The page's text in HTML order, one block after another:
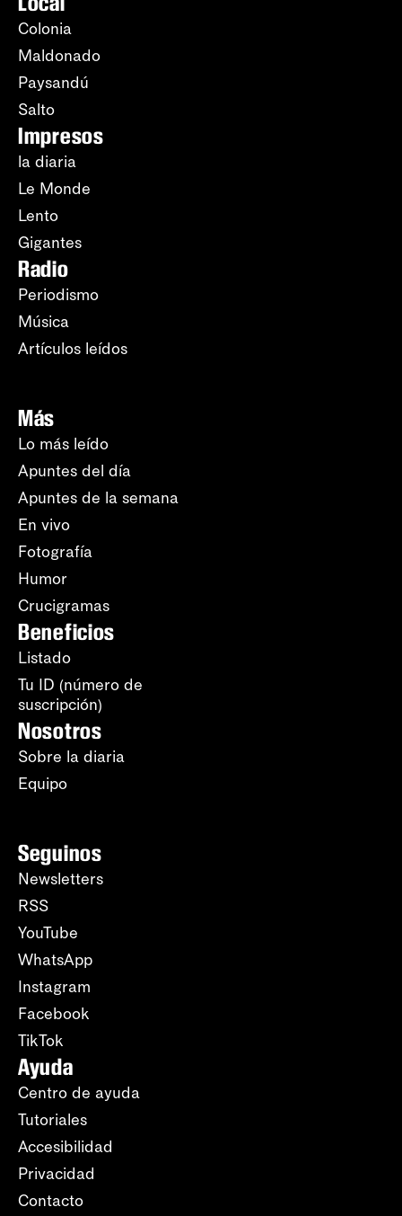
Colonia
Maldonado
Paysandú
Salto
Impresos
la diaria
Le Monde
Lento
Gigantes
Radio
Periodismo
Música
Artículos leídos
Más
Lo más leído
Apuntes del día
Apuntes de la semana
En vivo
Fotografía
Humor
Crucigramas
Beneficios
Listado
Tu ID (número de
suscripción)
Nosotros
Sobre la diaria
Equipo
Seguinos
Newsletters
RSS
YouTube
WhatsApp
Instagram
Facebook
TikTok
Ayuda
Centro de ayuda
Tutoriales
Accesibilidad
Privacidad
Contacto